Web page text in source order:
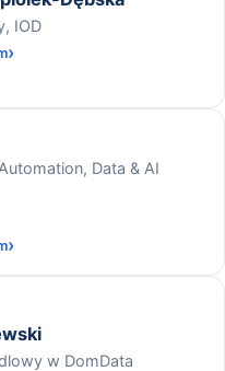
IOD
Data & AI
w DomData